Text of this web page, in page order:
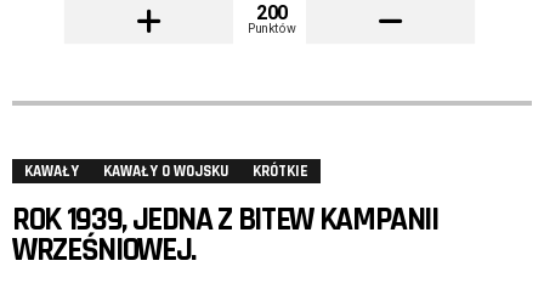
200
Punktów
KAWAŁY KAWAŁY O WOJSKU KRÓTKIE
ROK 1939, JEDNA Z BITEW KAMPANII
WRZEŚNIOWEJ.